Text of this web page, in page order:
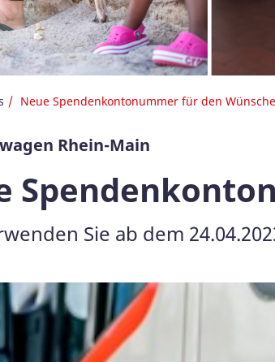
Neue Spendenkontonummer für den
Rhein-Main
Sie ab dem